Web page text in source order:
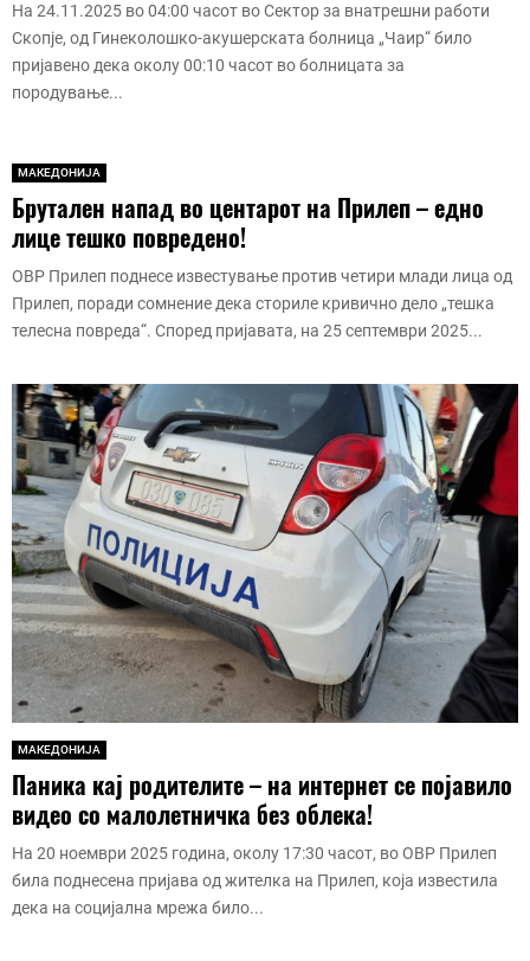
На 24.11.2025 во 04:00 часот во Сектор за внатрешни работи
Скопје, од Гинеколошко-акушерската болница „Чаир“ било
пријавено дека околу 00:10 часот во болницата за
породување...
МАКЕДОНИЈА
Брутален напад во центарот на Прилеп – едно
лице тешко повредено!
ОВР Прилеп поднесе известување против четири млади лица од
Прилеп, поради сомнение дека сториле кривично дело „тешка
телесна повреда“. Според пријавата, на 25 септември 2025...
МАКЕДОНИЈА
Паника кај родителите – на интернет се појавило
видео со малолетничка без облека!
На 20 ноември 2025 година, околу 17:30 часот, во ОВР Прилеп
била поднесена пријава од жителка на Прилеп, која известила
дека на социјална мрежа било...